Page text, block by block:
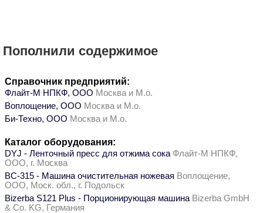
Пополнили содержимое
Справочник предприятий:
Флайт-М НПКФ, ООО Москва и М.о.
Воплощение, ООО Москва и М.о.
Би-Техно, ООО Москва и М.о.
Каталог оборудования:
DYJ - Ленточный пресс для отжима сока Флайт-М НПКФ,
ООО, г. Москва
ВС-315 - Машина очистительная ножевая Воплощение,
ООО, Моск. обл., г. Подольск
Bizerba S121 Plus - Порционирующая машина Bizerba GmbH
& Co. KG, Германия